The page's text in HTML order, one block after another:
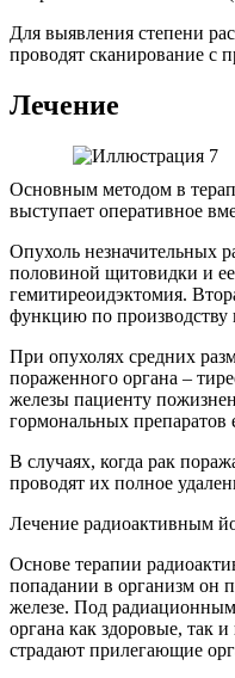
Для выявления степени
проводят сканирование с
Лечение
Основным методом в
выступает оперативное
Опухоль незначительных
половиной щитовидки и
гемитиреоидэктомия.
функцию по производству
При опухолях средних
пораженного органа –
железы пациенту
гормональных препаратов
В случаях, когда рак
проводят их полное
Лечение радиоактивным
Основе терапии
попадании в организм он
железе. Под
органа как здоровые, так
страдают прилегающие